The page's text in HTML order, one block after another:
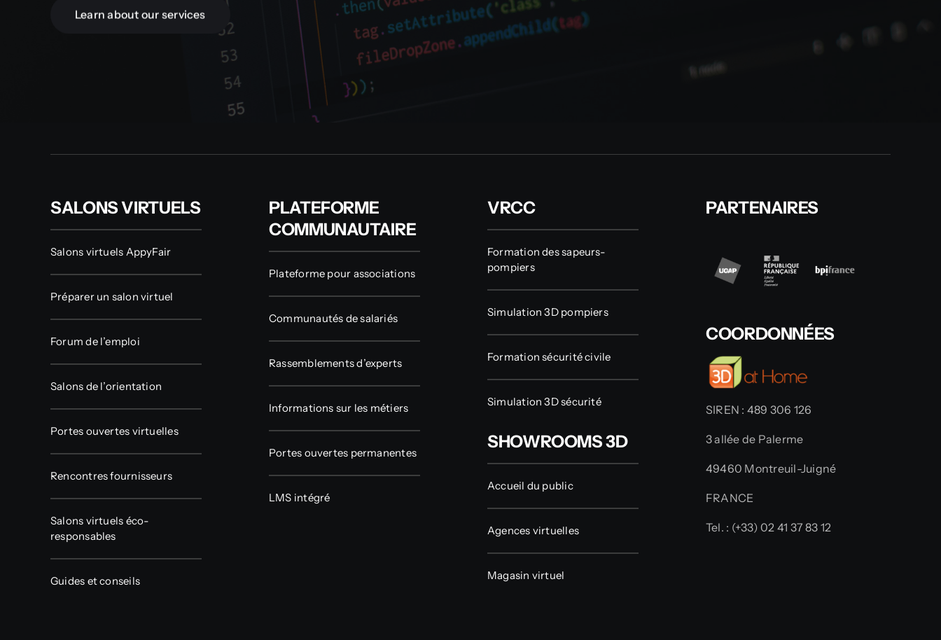
Learn about our services
SALONS VIRTUELS
Salons virtuels AppyFair
Préparer un salon virtuel
Forum de l’emploi
Salons de l’orientation
Portes ouvertes virtuelles
Rencontres fournisseurs
Salons virtuels éco-
responsables
Guides et conseils
PLATEFORME
COMMUNAUTAIRE
Plateforme pour associations
Communautés de salariés
Rassemblements d’experts
Informations sur les métiers
Portes ouvertes permanentes
LMS intégré
VRCC
Formation des sapeurs-
pompiers
Simulation 3D pompiers
Formation sécurité civile
Simulation 3D sécurité
SHOWROOMS 3D
Accueil du public
Agences virtuelles
Magasin virtuel
PARTENAIRES
COORDONNÉES
SIREN : 489 306 126
3 allée de Palerme
49460 Montreuil-Juigné
FRANCE
Tel. : (+33) 02 41 37 83 12